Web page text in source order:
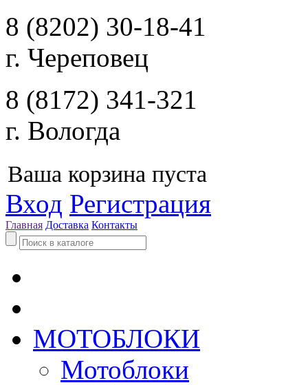
8 (8202) 30-18-41
г. Череповец
8 (8172) 341-321
г. Вологда
Ваша корзина пуста
Вход Регистрация
Главная Доставка Контакты
МОТОБЛОКИ
Мотоблоки